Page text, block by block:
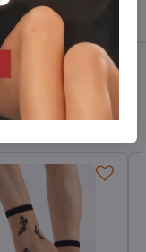
LinkedIn WhatsApp